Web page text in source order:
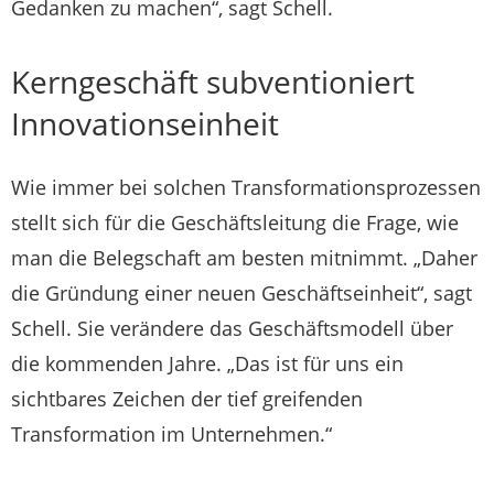
Gedanken zu machen“, sagt Schell.
Kerngeschäft subventioniert
Innovationseinheit
Wie immer bei solchen Transformationsprozessen
stellt sich für die Geschäftsleitung die Frage, wie
man die Belegschaft am besten mitnimmt. „Daher
die Gründung einer neuen Geschäftseinheit“, sagt
Schell. Sie verändere das Geschäftsmodell über
die kommenden Jahre. „Das ist für uns ein
sichtbares Zeichen der tief greifenden
Transformation im Unternehmen.“